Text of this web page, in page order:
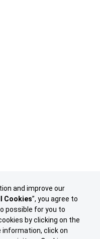
and improve our
Cookies”, you agree to
possible for you to
by clicking on the
information, click on